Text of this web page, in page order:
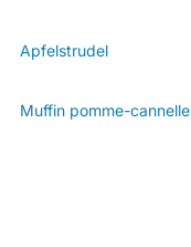
Apfelstrudel
Muffin pomme-cannelle